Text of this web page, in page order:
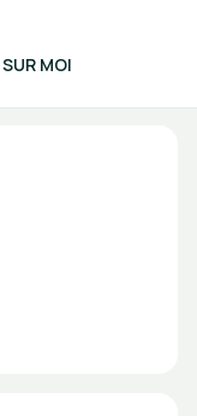
SUR MOI